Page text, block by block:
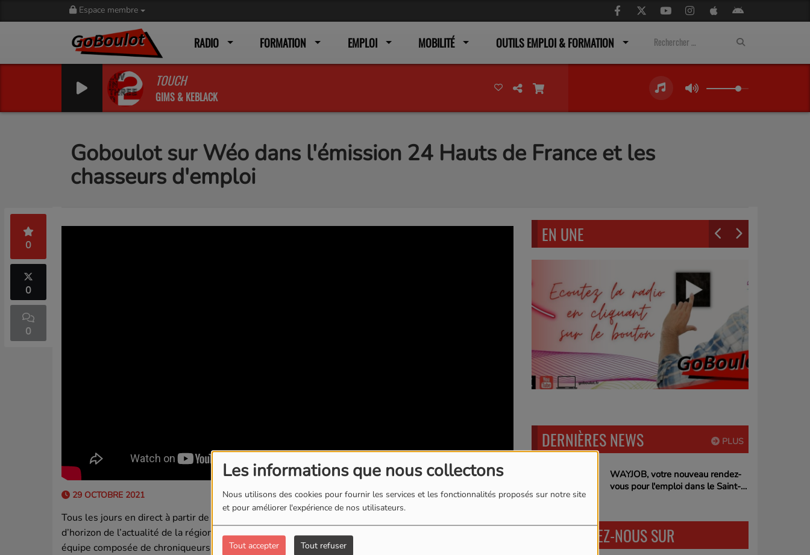
Les informations que nous collectons
Nous utilisons des cookies pour fournir les services et les fonctionnalités proposés sur notre site
et pour améliorer l'expérience de nos utilisateurs.
Tout accepter Tout refuser
Espace membre
RADIO FORMATION EMPLOI MOBILITÉ OUTILS EMPLOI & FORMATION
TOUCH
GIMS & KEBLACK
Goboulot sur Wéo dans l'émission 24 Hauts de France et les
chasseurs d'emploi
0
0
0
29 OCTOBRE 2021
Tous les jours en direct à partir de 17h, Margot Hoornaert et Guillaume Desplanques proposent un tour
d’horizon de l’actualité de la région Hauts-de-France en temps réel. 24h Hauts-de-France, c'est une
équipe composée de chroniqueurs et de journalistes de Wéo, de La Voix du Nord, du Courrier picard et
EN UNE
PLUS
DERNIÈRES NEWS
WAYJOB, votre nouveau rendez-
vous pour l'emploi dans le Saint-
RETROUVEZ-NOUS SUR